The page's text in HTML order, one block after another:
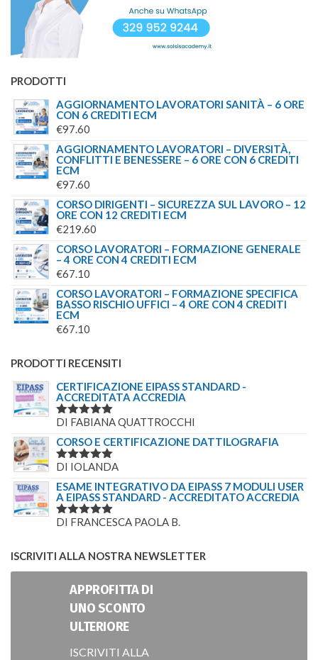
PRODOTTI
AGGIORNAMENTO LAVORATORI SANITÀ – 6 ORE
CON 6 CREDITI ECM
€97.60
AGGIORNAMENTO LAVORATORI – DIVERSITÀ,
CONFLITTI E BENESSERE – 6 ORE CON 6 CREDITI
ECM
€97.60
CORSO DIRIGENTI – SICUREZZA SUL LAVORO – 12
ORE CON 12 CREDITI ECM
€219.60
CORSO LAVORATORI – FORMAZIONE GENERALE
– 4 ORE CON 4 CREDITI ECM
€67.10
CORSO LAVORATORI – FORMAZIONE SPECIFICA
BASSO RISCHIO UFFICI – 4 ORE CON 4 CREDITI
ECM
€67.10
PRODOTTI RECENSITI
CERTIFICAZIONE EIPASS STANDARD -
ACCREDITATA ACCREDIA
VALUTATO
DI FABIANA QUATTROCCHI
CORSO E CERTIFICAZIONE DATTILOGRAFIA
VALUTATO
DI IOLANDA
ESAME INTEGRATIVO DA EIPASS 7 MODULI USER
A EIPASS STANDARD - ACCREDITATO ACCREDIA
VALUTATO
DI FRANCESCA PAOLA B.
ISCRIVITI ALLA NOSTRA NEWSLETTER
APPROFITTA DI
UNO SCONTO
ULTERIORE
ISCRIVITI ALLA